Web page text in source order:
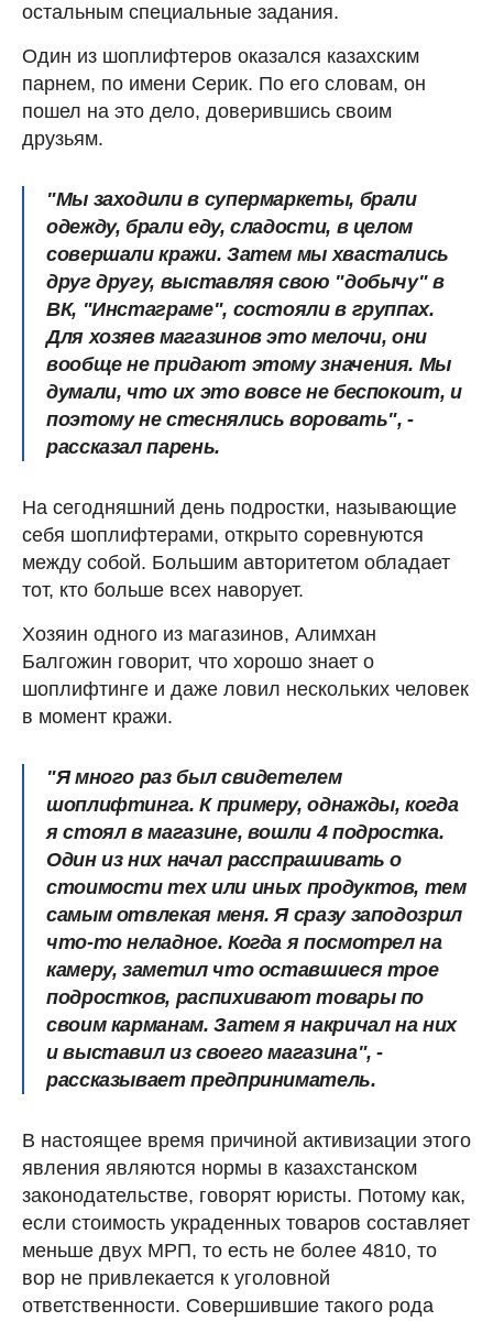
остальным специальные задания.
Один из шоплифтеров оказался казахским
парнем, по имени Серик. По его словам, он
пошел на это дело, доверившись своим
друзьям.
"Мы заходили в супермаркеты, брали
одежду, брали еду, сладости, в целом
совершали кражи. Затем мы хвастались
друг другу, выставляя свою "добычу" в
ВК, "Инстаграме", состояли в группах.
Для хозяев магазинов это мелочи, они
вообще не придают этому значения. Мы
думали, что их это вовсе не беспокоит, и
поэтому не стеснялись воровать", -
рассказал парень.
На сегодняшний день подростки, называющие
себя шоплифтерами, открыто соревнуются
между собой. Большим авторитетом обладает
тот, кто больше всех наворует.
Хозяин одного из магазинов, Алимхан
Балгожин говорит, что хорошо знает о
шоплифтинге и даже ловил нескольких человек
в момент кражи.
"Я много раз был свидетелем
шоплифтинга. К примеру, однажды, когда
я стоял в магазине, вошли 4 подростка.
Один из них начал расспрашивать о
стоимости тех или иных продуктов, тем
самым отвлекая меня. Я сразу заподозрил
что-то неладное. Когда я посмотрел на
камеру, заметил что оставшиеся трое
подростков, распихивают товары по
своим карманам. Затем я накричал на них
и выставил из своего магазина", -
рассказывает предприниматель.
В настоящее время причиной активизации этого
явления являются нормы в казахстанском
законодательстве, говорят юристы. Потому как,
если стоимость украденных товаров составляет
меньше двух МРП, то есть не более 4810, то
вор не привлекается к уголовной
ответственности. Совершившие такого рода